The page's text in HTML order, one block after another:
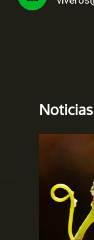
Noticias